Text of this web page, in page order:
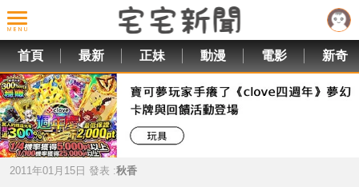
首頁 最新 正妹 動漫 電影 新奇
2011年01月15日 發表 :秋香